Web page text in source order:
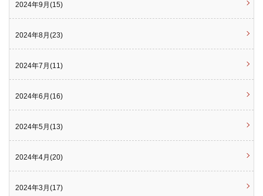
2024年9月(15)
2024年8月(23)
2024年7月(11)
2024年6月(16)
2024年5月(13)
2024年4月(20)
2024年3月(17)